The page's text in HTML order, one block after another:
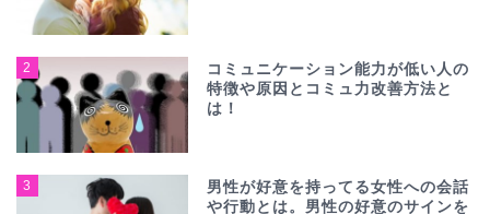
2
コミュニケーション能力が低い人の
特徴や原因とコミュ力改善方法と
は！
3
男性が好意を持ってる女性への会話
や行動とは。男性の好意のサインを